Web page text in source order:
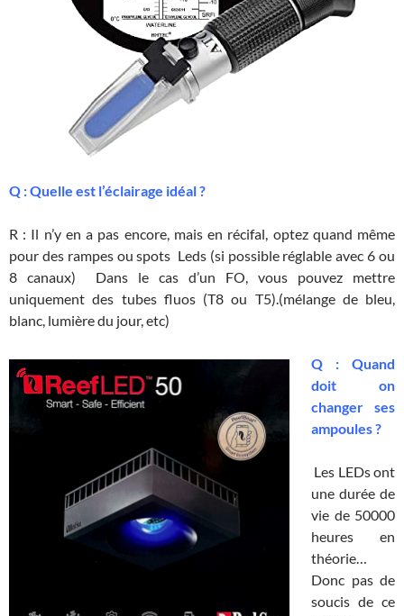
Q : Quelle est l’éclairage idéal ?
R : Il n’y en a pas encore, mais en récifal, optez quand même
pour des rampes ou spots Leds (si possible réglable avec 6 ou
8 canaux) Dans le cas d’un FO, vous pouvez mettre
uniquement des tubes fluos (T8 ou T5).(mélange de bleu,
blanc, lumière du jour, etc)
Q : Quand
doit on
changer ses
ampoules ?
Les LEDs ont
une durée de
vie de 50000
heures en
théorie…
Donc pas de
soucis de ce